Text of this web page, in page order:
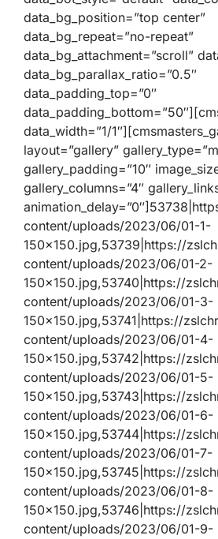
data_bg_position=”top center”
data_bg_repeat=”no-repeat”
data_bg_attachment=”scroll”
data_bg_parallax_ratio=”0.5″
data_padding_top=”0″
data_width=”1/
layout=”gallery”
gallery_padding=”10″
gallery_columns=”4″
content/uploads/2023/06/01-1-
150×150.jpg,53739|https://
content/uploads/2023/06/01-2-
150×150.jpg,53740|https://
content/uploads/2023/06/01-3-
150×150.jpg,53741|https://
content/uploads/2023/06/01-4-
150×150.jpg,53742|https://
content/uploads/2023/06/01-5-
150×150.jpg,53743|https://
content/uploads/2023/06/01-6-
150×150.jpg,53744|https://
content/uploads/2023/06/01-7-
150×150.jpg,53745|https://
content/uploads/2023/06/01-8-
150×150.jpg,53746|https://
content/uploads/2023/06/01-9-